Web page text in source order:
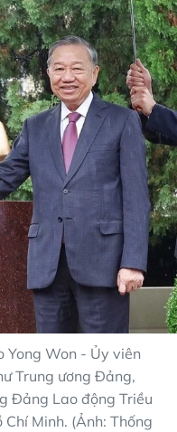
Yong Won - Ủy viên
Trung ương Đảng,
Đảng Lao động Triều
Minh. (Ảnh: Thống